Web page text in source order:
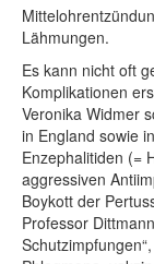
Lähmungen.
Es kann nicht oft
Komplikationen
Veronika Widmer
in England sowie
Enzephalitiden (=
aggressiven
Boykott der
Professor